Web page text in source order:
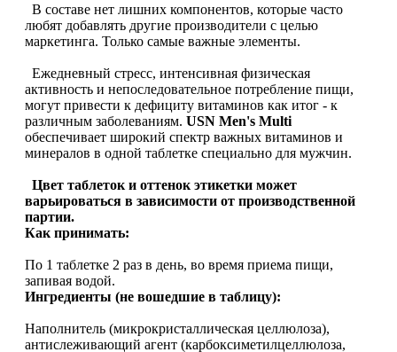
Сывороточный протеин
Казеин
Многокомпонентный и яичный протеин
Растительный протеин
НАЗАД
Жиросжигатели
Карнитин
Пиколинат хрома
В составе нет лишних компонентов, которые часто
любят добавлять другие производители с целью
маркетинга. Только самые важные элементы.
Ежедневный стресс, интенсивная физическая
активность и непоследовательное потребление пищи,
могут привести к дефициту витаминов как итог - к
различным заболеваниям. USN Men's Multi
обеспечивает широкий спектр важных витаминов и
минералов в одной таблетке специально для мужчин.
Цвет таблеток и оттенок этикетки может
варьироваться в зависимости от производственной
партии.
Как принимать:
По 1 таблетке 2 раз в день, во время приема пищи,
запивая водой.
Ингредиенты (не вошедшие в таблицу):
Наполнитель (микрокристаллическая целлюлоза),
антислеживающий агент (карбоксиметилцеллюлоза,